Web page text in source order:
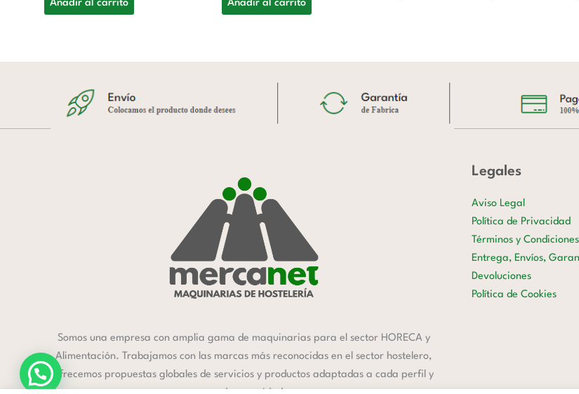
Añadir al carrito Añadir al carrito
Somos una empresa con amplia gama de maquinarias para el sector HORECA y
Alimentación. Trabajamos con las marcas más reconocidas en el sector hostelero,
ofrecemos propuestas globales de servicios y productos adaptadas a cada perfil y
Legales
Aviso Legal
Política de Privacidad
Términos y Condiciones
Entrega, Envíos,
Devoluciones
Política de Cookies